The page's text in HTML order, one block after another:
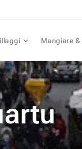
Mangiare &